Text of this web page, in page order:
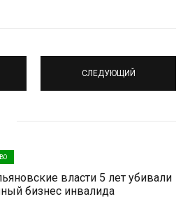
СЛЕДУЮЩИЙ
власти 5 лет убивали
бизнес инвалида